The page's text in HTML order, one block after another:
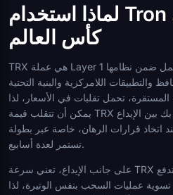
لماذا استخدام Tron للمراهنة على
كأس العالم
TRX هي عملة Layer 1 للعقود الذكية، مما يعني أنها تعمل ضمن نظامها
والتطبيقات اللامركزية والبنية التحتية
تحمل تقلبات في الأسعار، لذا
يمكن أن تتقلب قيمة TRX لرصيد المراهنات الخاص بك بين الإيداع
قرارات الرهان، خاصة عبر بطولة
تستمر لعدة أسابيع.
على جانب الإيداع، تعني سرعة TRX ورسومها شبه الصفرية أنك لا تدفع
تسوية عمليات السحب بنفس الوتيرة، لذا